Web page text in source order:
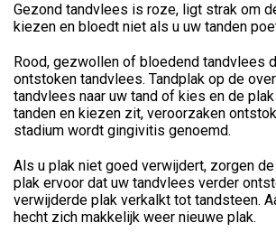
Gezond tandvlees is roze, ligt strak om
kiezen en bloedt niet als u uw tanden
Rood, gezwollen of bloedend tandvlees
ontstoken tandvlees. Tandplak op de
tandvlees naar uw tand of kies en de
tanden en kiezen zit, veroorzaken
stadium wordt gingivitis genoemd.
Als u plak niet goed verwijdert, zorgen
plak ervoor dat uw tandvlees verder
verwijderde plak verkalkt tot tandsteen.
hecht zich makkelijk weer nieuwe plak.